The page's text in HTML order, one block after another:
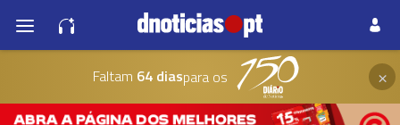
Faltam 64 diaspara os ×